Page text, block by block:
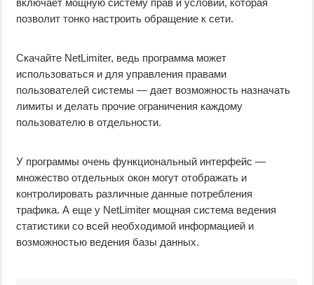
включает мощную систему прав и условий, которая
позволит тонко настроить обращение к сети.
Скачайте NetLimiter, ведь программа может
использоваться и для управления правами
пользователей системы — дает возможность назначать
лимиты и делать прочие ограничения каждому
пользователю в отдельности.
У программы очень функциональный интерфейс —
множество отдельных окон могут отображать и
контролировать различные данные потребления
трафика. А еще у NetLimiter мощная система ведения
статистики со всей необходимой информацией и
возможностью ведения базы данных.